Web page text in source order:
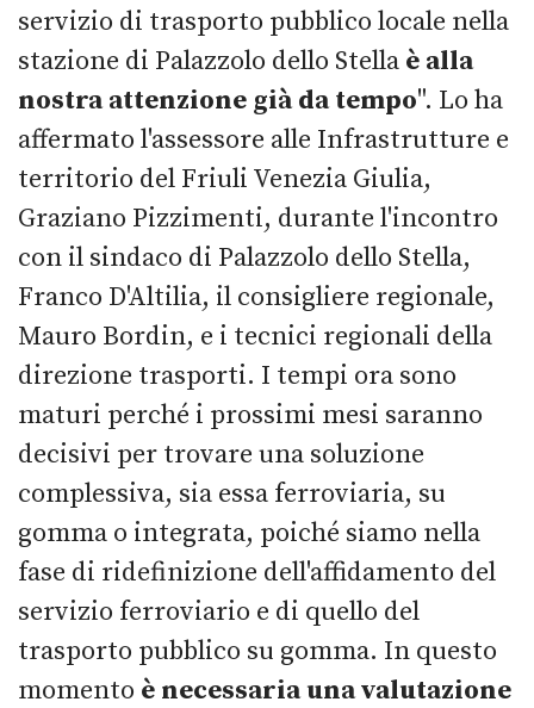
servizio di trasporto pubblico locale nella
stazione di Palazzolo dello Stella è alla
nostra attenzione già da tempo". Lo ha
affermato l'assessore alle Infrastrutture e
territorio del Friuli Venezia Giulia,
Graziano Pizzimenti, durante l'incontro
con il sindaco di Palazzolo dello Stella,
Franco D'Altilia, il consigliere regionale,
Mauro Bordin, e i tecnici regionali della
direzione trasporti. I tempi ora sono
maturi perché i prossimi mesi saranno
decisivi per trovare una soluzione
complessiva, sia essa ferroviaria, su
gomma o integrata, poiché siamo nella
fase di ridefinizione dell'affidamento del
servizio ferroviario e di quello del
trasporto pubblico su gomma. In questo
momento è necessaria una valutazione